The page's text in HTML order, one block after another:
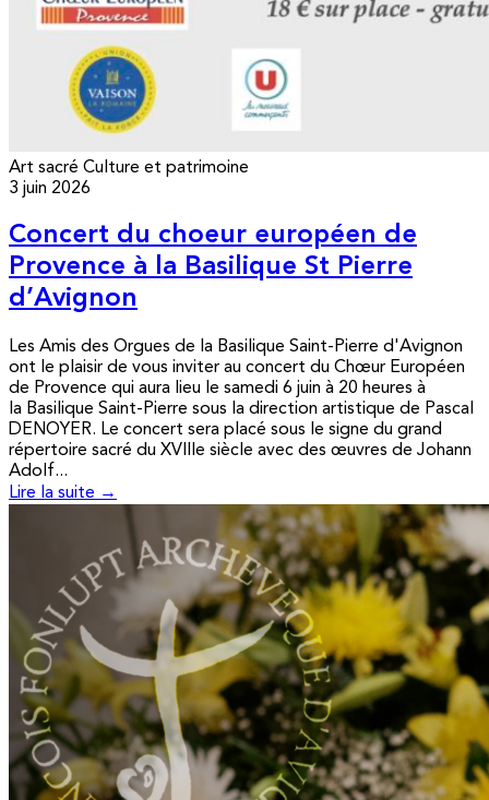
Art sacré Culture et patrimoine
3 juin 2026
Concert du choeur européen de
Provence à la Basilique St Pierre
d’Avignon
Les Amis des Orgues de la Basilique Saint-Pierre d'Avignon
ont le plaisir de vous inviter au concert du Chœur Européen
de Provence qui aura lieu le samedi 6 juin à 20 heures à
la Basilique Saint-Pierre sous la direction artistique de Pascal
DENOYER. Le concert sera placé sous le signe du grand
répertoire sacré du XVIIIe siècle avec des œuvres de Johann
Adolf...
Lire la suite →